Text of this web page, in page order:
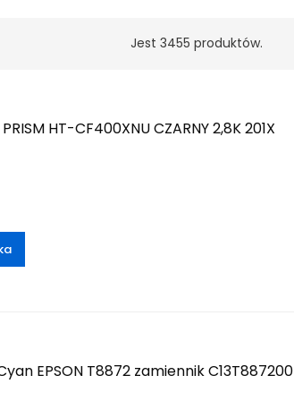
Jest 3455 produktów.
HT-CF400XNU CZARNY 2,8K 201X
EPSON T8872 zamiennik C13T887200